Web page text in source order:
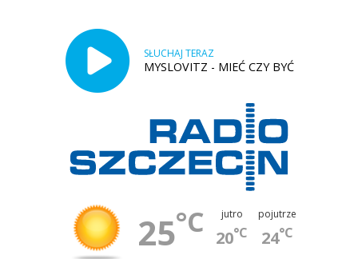
SŁUCHAJ TERAZ
MYSLOVITZ - MIEĆ CZY BYĆ
25°C jutro
20°C
pojutrze
24°C